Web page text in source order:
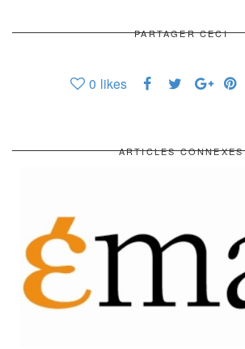
PARTAGER CECI
0 likes
ARTICLES CONNEXES